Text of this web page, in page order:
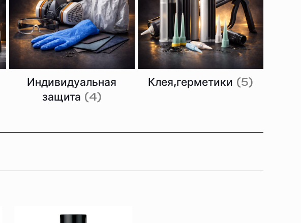
Индивидуальная
защита (4)
Клея,герметики (5)